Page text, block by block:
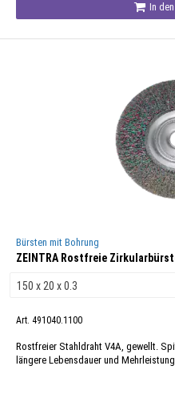
In
Bürsten mit Bohrung
ZEINTRA Rostfreie
Art. 491040.1100
Rostfreier Stahldraht V4A, gewellt.
längere Lebensdauer und